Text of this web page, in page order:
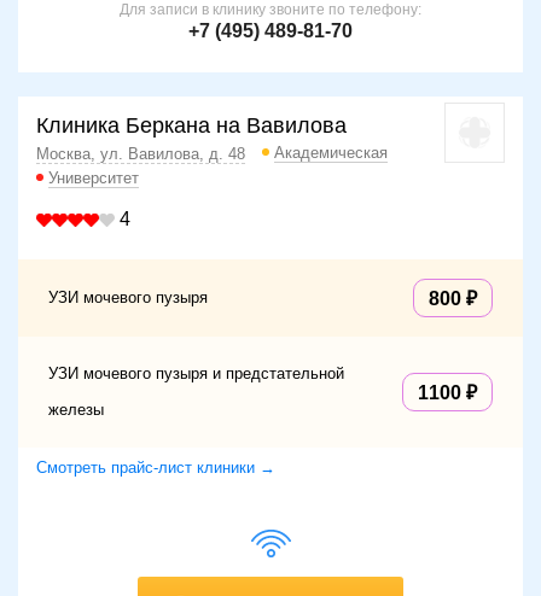
Для записи в клинику звоните по телефону:
+7 (495) 489-81-70
Клиника Беркана на Вавилова
Москва, ул. Вавилова, д. 48
Академическая
Университет
4
УЗИ мочевого пузыря 800
УЗИ мочевого пузыря и предстательной
железы
1100
Смотреть прайс-лист клиники →